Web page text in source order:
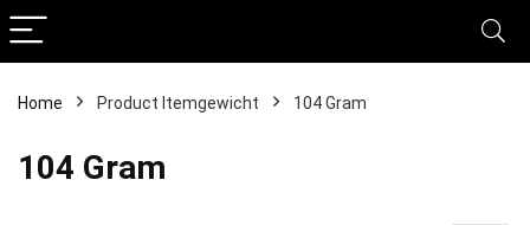
Home Product Itemgewicht ‎104 Gram
‎104 Gram